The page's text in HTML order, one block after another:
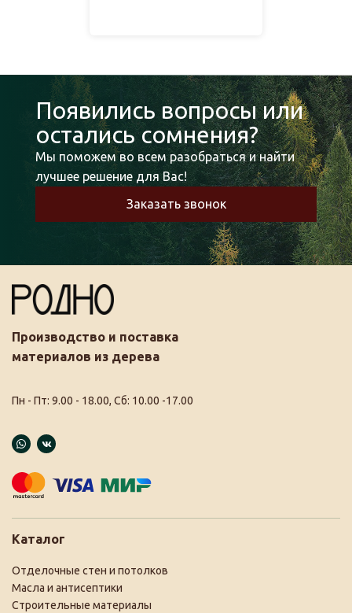
Появились вопросы или
остались сомнения?
Мы поможем во всем разобраться и найти
лучшее решение для Вас!
Заказать звонок
Производство и поставка
материалов из дерева
Пн - Пт: 9.00 - 18.00, Сб: 10.00 -17.00
Каталог
Отделочные стен и потолков
Масла и антисептики
Строительные материалы